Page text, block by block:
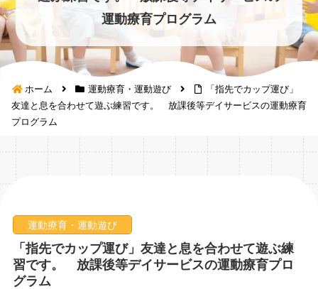
運動療育プログラム
ホーム 運動療育・運動遊び
「指先でカップ運び」
友達と息を合わせて遊ぶ練習です。 放課後等デイサービスの運動療育
プログラム
運動療育・運動遊び
「指先でカップ運び」友達と息を合わせて遊ぶ練
習です。 放課後等デイサービスの運動療育プロ
グラム